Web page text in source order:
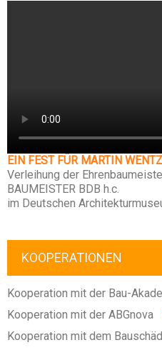
EIN FEST FÜR MARTIN WENTZ
Verleihung der
BAUMEISTER BDB h.c.
im Deutschen
KOOPERATIONEN
Kooperation mit der Bau-
Kooperation mit der ABGnova
Kooperation mit dem